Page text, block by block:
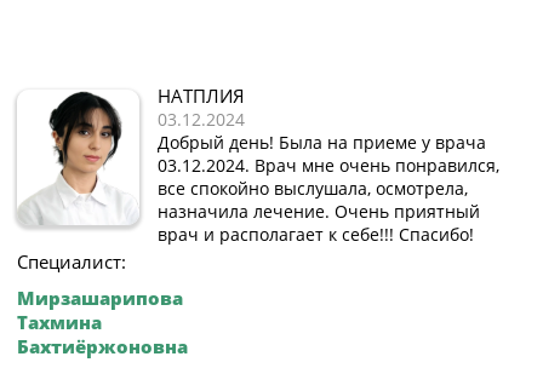
Специалист:
Мирзашарипова
Тахмина
Бахтиёржоновна
НАТПЛИЯ
03.12.2024
Добрый день! Была на приеме у врача
03.12.2024. Врач мне очень понравился,
все спокойно выслушала, осмотрела,
назначила лечение. Очень приятный
врач и располагает к себе!!! Спасибо!